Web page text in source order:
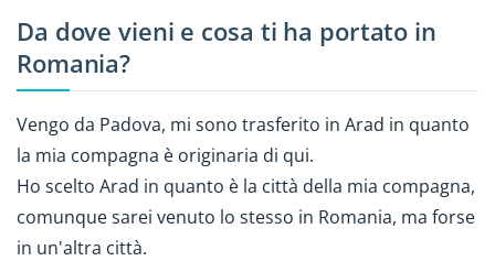
Da dove vieni e cosa ti ha portato in
Romania?
Vengo da Padova, mi sono trasferito in Arad in quanto
la mia compagna è originaria di qui.
Ho scelto Arad in quanto è la città della mia compagna,
comunque sarei venuto lo stesso in Romania, ma forse
in un'altra città.